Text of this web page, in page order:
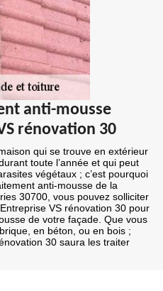
anti-mousse
rénovation 30
qui se trouve en extérieur
toute l’année et qui peut
végétaux ; c’est pourquoi
anti-mousse de la
30700, vous pouvez solliciter
VS rénovation 30 pour
de votre façade. Que vous
en béton, ou en bois ;
30 saura les traiter